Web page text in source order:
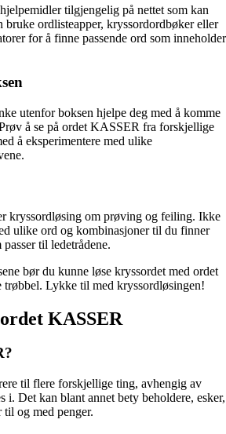
tilgjengelig på nettet som kan
ordlisteapper, kryssordordbøker eller
for å finne passende ord som inneholder
utenfor boksen hjelpe deg med å komme
å se på ordet KASSER fra forskjellige
å eksperimentere med ulike
kryssordløsing om prøving og feiling. Ikke
ulike ord og kombinasjoner til du finner
til ledetrådene.
bør du kunne løse kryssordet med ordet
Lykke til med kryssordløsingen!
KASSER
til flere forskjellige ting, avhengig av
i. Det kan blant annet bety beholdere, esker,
til og med penger.